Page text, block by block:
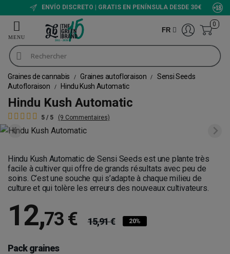
ENVÍO DISCRETO | GRATIS EN PENÍNSULA DESDE 30€
FR
0
Graines de cannabis Graines autofloraison
Sensi Seeds
Autofloraison
Hindu Kush Automatic
Hindu Kush Automatic
5 / 5 (9 Commentaires)
Hindu Kush Automatic de Sensi Seeds est une plante très
facile à cultiver qui offre de grands résultats avec peu de
soins. C’est une souche qui s’adapte à chaque milieu de
culture et qui tolère les erreurs des nouveaux cultivateurs.
12,73 € 15,91 € 20%
Pack graines